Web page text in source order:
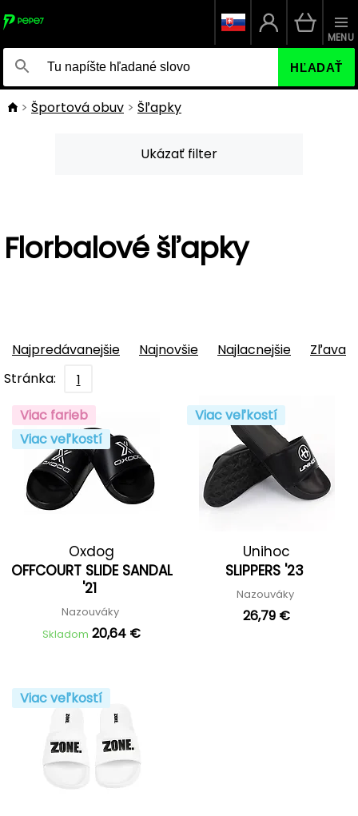
HĽADAŤ
MENU
Športová obuv Šľapky
Ukázať filter
Florbalové šľapky
Najpredávanejšie Najnovšie Najlacnejšie
Zľava
Stránka:
1
Viac farieb
Viac veľkostí
Oxdog
OFFCOURT SLIDE SANDAL
'21
Nazouváky
Skladom 20,64 €
Viac veľkostí
Unihoc
SLIPPERS '23
Nazouváky
26,79 €
Viac veľkostí